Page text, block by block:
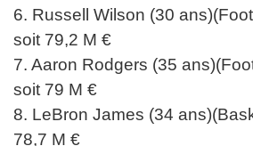
6. Russell Wilson (30
soit 79,2 M €
7. Aaron Rodgers (35
soit 79 M €
8. LeBron James (34
78,7 M €